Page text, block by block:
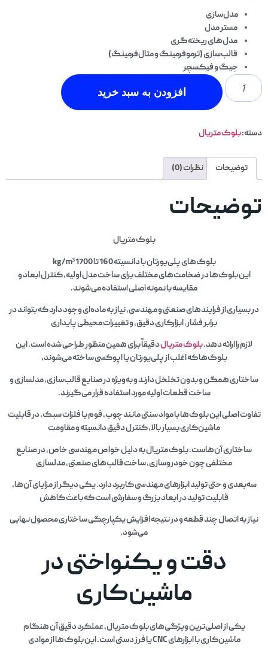
مدل‌سازی
مستر مدل
مدل‌های ریخته‌گری
قالب‌سازی (ترموفرمینگ و متال‌فرمینگ)
جیگ و فیکسچر
افزودن به سبد خرید
دسته:بلوک متریال
توضیحات نظرات (0)
توضیحات
بلوک متریال
بلوک‌های پلی‌یورتان با دانسیته 160 تا 1700 kg/m³
این بلوک‌ها در ضخامت‌های مختلف برای ساخت مدل اولیه، کنترل ابعاد و
مقایسه با نمونه اصلی استفاده می‌شوند.
در بسیاری از فرایندهای صنعتی و مهندسی، نیاز به ماده‌ای وجود دارد که بتواند در
برابر فشار، ابزارکاری دقیق، و تغییرات محیطی پایداری
لازم را ارائه دهد.بلوک متریالدقیقاً برای همین منظور طراحی شده است. این
بلوک‌ها که اغلب از پلی‌یورتان یا اپوکسی ساخته می‌شوند،
ساختاری همگن و بدون تخلخل دارند و به‌ویژه در صنایع قالب‌سازی، مدلسازی و
ساخت قطعات اولیه مورد استفاده قرار می‌گیرند.
تفاوت اصلی این بلوک‌ها با مواد سنتی مانند چوب، فوم یا فلزات سبک، در قابلیت
ماشین‌کاری بسیار بالا، کنترل دقیق دانسیته و مقاومت
ساختاری آن‌هاست. بلوک متریال به دلیل خواص مهندسی خاص، در صنایع
مختلفی چون خودروسازی، ساخت قالب‌های صنعتی، مدلسازی
سه‌بعدی و حتی تولید ابزارهای مهندسی کاربرد دارد. یکی دیگر از مزایای آن‌ها،
قابلیت تولید در ابعاد بزرگ و سفارشی است که باعث کاهش
نیاز به اتصال چند قطعه و در نتیجه افزایش یکپارچگی ساختاری محصول نهایی
می‌شود.
دقت و یکنواختی در
ماشین‌کاری
یکی از اصلی‌ترین ویژگی‌های بلوک متریال، عملکرد دقیق آن هنگام
ماشین‌کاری با ابزارهای CNC یا فرز دستی است. این بلوک‌ها از موادی